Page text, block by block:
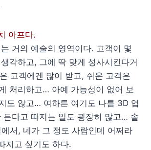
아프다.
거의 예술의 영역이다. 고객이 몇
각하고, 그에 딱 맞게 성사시킨다거
고객에겐 많이 받고, 쉬운 고객은
처리하고… 아예 가능성이 없어 보
도 않고… 여하튼 여기도 나름 3D 업
든다고 따지는 일도 굉장히 많고… 솔
에서, 네가 그 정도 사람인데 어쩌라
지고 싶기도 하다.